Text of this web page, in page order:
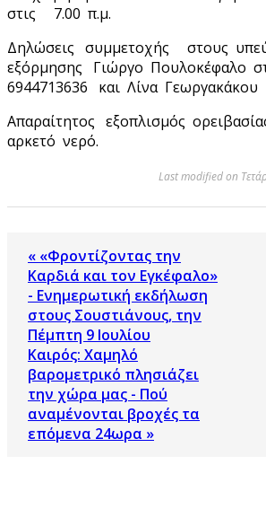
στις 7.00 π.μ.
Δηλώσεις συμμετοχής στους
εξόρμησης Γιώργο Πουλοκέφαλο
6944713636 και Λίνα
Απαραίτητος εξοπλισμός
αρκετό νερό.
Last modified on
« «Φροντίζοντας την
Καρδιά και τον Εγκέφαλο»
- Ενημερωτική εκδήλωση
στους Σουστιάνους, την
Πέμπτη 9 Ιουλίου
Καιρός: Χαμηλό
βαρομετρικό πλησιάζει
την χώρα μας - Πού
αναμένονται βροχές τα
επόμενα 24ωρα »